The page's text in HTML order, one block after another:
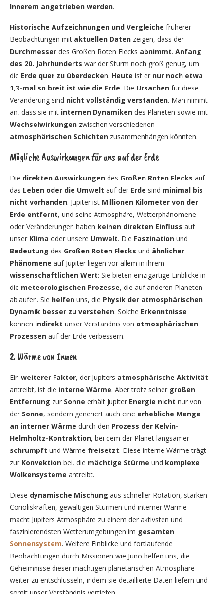
Innerem angetrieben werden.
Historische Aufzeichnungen und Vergleiche früherer
Beobachtungen mit aktuellen Daten zeigen, dass der
Durchmesser des Großen Roten Flecks abnimmt. Anfang
des 20. Jahrhunderts war der Sturm noch groß genug, um
die Erde quer zu überdecken. Heute ist er nur noch etwa
1,3-mal so breit ist wie die Erde. Die Ursachen für diese
Veränderung sind nicht vollständig verstanden. Man nimmt
an, dass sie mit internen Dynamiken des Planeten sowie mit
Wechselwirkungen zwischen verschiedenen
atmosphärischen Schichten zusammenhängen könnten.
Mögliche Auswirkungen für uns auf der Erde
Die direkten Auswirkungen des Großen Roten Flecks auf
das Leben oder die Umwelt auf der Erde sind minimal bis
nicht vorhanden. Jupiter ist Millionen Kilometer von der
Erde entfernt, und seine Atmosphäre, Wetterphänomene
oder Veränderungen haben keinen direkten Einfluss auf
unser Klima oder unsere Umwelt. Die Faszination und
Bedeutung des Großen Roten Flecks und ähnlicher
Phänomene auf Jupiter liegen vor allem in ihrem
wissenschaftlichen Wert: Sie bieten einzigartige Einblicke in
die meteorologischen Prozesse, die auf anderen Planeten
ablaufen. Sie helfen uns, die Physik der atmosphärischen
Dynamik besser zu verstehen. Solche Erkenntnisse
können indirekt unser Verständnis von atmosphärischen
Prozessen auf der Erde verbessern.
2. Wärme von Innen
Ein weiterer Faktor, der Jupiters atmosphärische Aktivität
antreibt, ist die interne Wärme. Aber trotz seiner großen
Entfernung zur Sonne erhält Jupiter Energie nicht nur von
der Sonne, sondern generiert auch eine erhebliche Menge
an interner Wärme durch den Prozess der Kelvin-
Helmholtz-Kontraktion, bei dem der Planet langsamer
schrumpft und Wärme freisetzt. Diese interne Wärme trägt
zur Konvektion bei, die mächtige Stürme und komplexe
Wolkensysteme antreibt.
Diese dynamische Mischung aus schneller Rotation, starken
Corioliskräften, gewaltigen Stürmen und interner Wärme
macht Jupiters Atmosphäre zu einem der aktivsten und
faszinierendsten Wetterumgebungen im gesamten
Sonnensystem. Weitere Einblicke und fortlaufende
Beobachtungen durch Missionen wie Juno helfen uns, die
Geheimnisse dieser mächtigen planetarischen Atmosphäre
weiter zu entschlüsseln, indem sie detaillierte Daten liefern und